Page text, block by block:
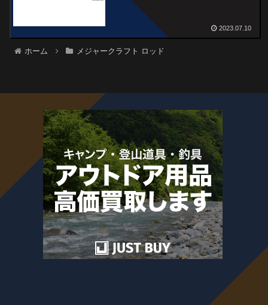
2023.07.10
ホーム メジャークラフト ロッド